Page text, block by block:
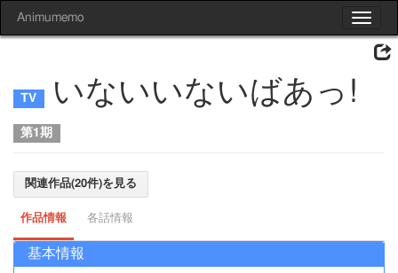
Toggle
Animumemo
いないいないばあっ!
第1期
関連作品(20件)を見る
作品情報 各話情報
基本情報